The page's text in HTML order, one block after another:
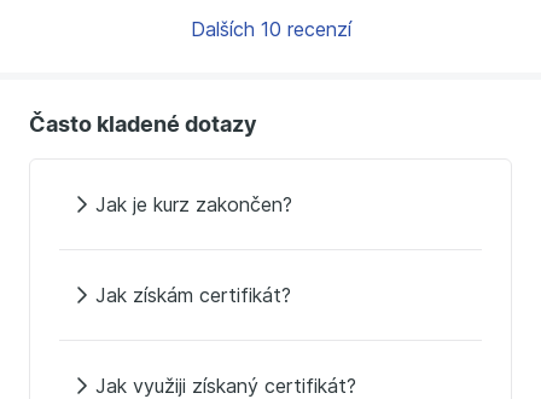
Dalších 10 recenzí
Často kladené dotazy
Jak je kurz zakončen?
Jak získám certifikát?
Jak využiji získaný certifikát?